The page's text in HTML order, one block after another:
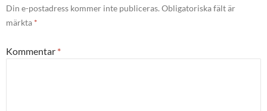
Din e-postadress kommer inte publiceras. Obligatoriska fält är
märkta *
Kommentar *